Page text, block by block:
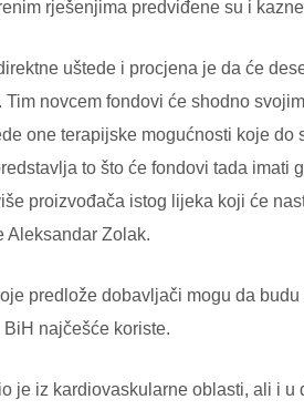
rješenjima predviđene su i
uštede i procjena je da će
Tim novcem fondovi će shodno
one terapijske mogućnosti koje do
to što će fondovi tada imati
proizvođača istog lijeka koji će
Aleksandar Zolak.
predlože dobavljači mogu da
BiH najčešće koriste.
je iz kardiovaskularne oblasti, ali i